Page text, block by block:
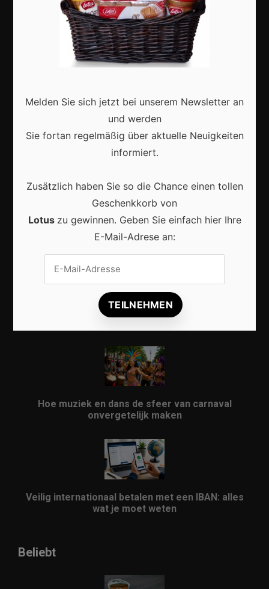
Karneval in Deutschland: Traditionen, Kostüme und
moderne Feierkultur
Karneval in Berlin erleben: Kreativität, Kultur und
Gemeinschaft auf einzigartige Weise entdecken
Vrijwilligers maken van carnaval een onvergetelijk
Hoe muziek en dans de sfeer van carnaval
onvergetelijk maken
Veilig internationaal betalen met een IBAN: alles
wat je moet weten
Beliebt
Melden Sie sich jetzt bei unserem Newsletter an
und werden
Sie fortan regelmäßig über aktuelle Neuigkeiten
informiert.
Zusätzlich haben Sie so die Chance einen tollen
Geschenkkorb von
Lotus zu gewinnen. Geben Sie einfach hier Ihre
E-Mail-Adrese an: